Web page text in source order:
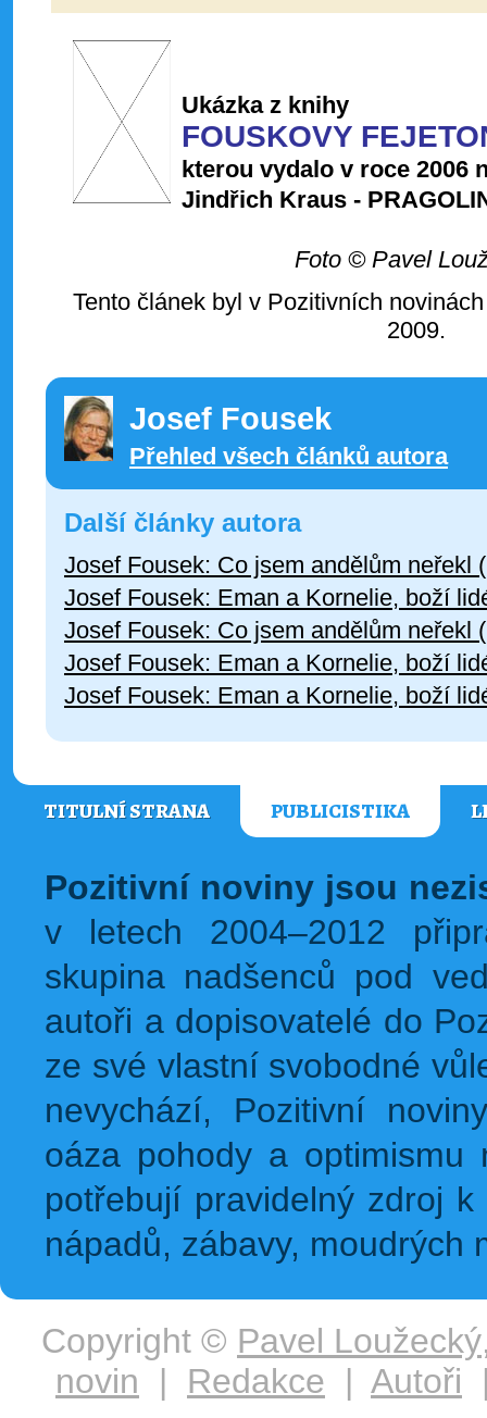
Ukázka z knihy
FOUSKOVY
kterou vydalo v roce 2006
Jindřich Kraus -
Foto © Pavel
Tento článek byl v Pozitivních
2009.
Josef Fousek
Přehled všech článků autora
Další články autora
Josef Fousek: Co jsem andělům neřekl
Josef Fousek: Eman a Kornelie, boží
Josef Fousek: Co jsem andělům neřekl
Josef Fousek: Eman a Kornelie, boží
Josef Fousek: Eman a Kornelie, boží
TITULNÍ STRANA PUBLICISTIKA
Pozitivní noviny jsou
v letech 2004–2012
skupina nadšenců pod
autoři a dopisovatelé do
ze své vlastní svobodné
nevychází, Pozitivní
oáza pohody a
potřebují pravidelný zdroj
nápadů, zábavy, moudrých
Copyright © Pavel Loužecký
novin | Redakce | Autoři